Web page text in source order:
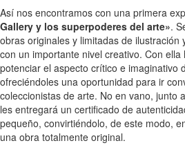
Así nos encontramos con una primera
Gallery y los superpoderes del arte».
obras originales y limitadas de ilustración
con un importante nivel creativo. Con
potenciar el aspecto crítico e imaginativo
ofreciéndoles una oportunidad para ir
coleccionistas de arte. No en vano, junto
les entregará un certificado de
pequeño, convirtiéndolo, de este modo,
una obra totalmente original.